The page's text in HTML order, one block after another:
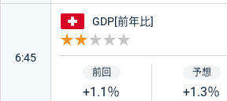
6:45
スイス
GDP[前年比]
+1.1％ +1.3％